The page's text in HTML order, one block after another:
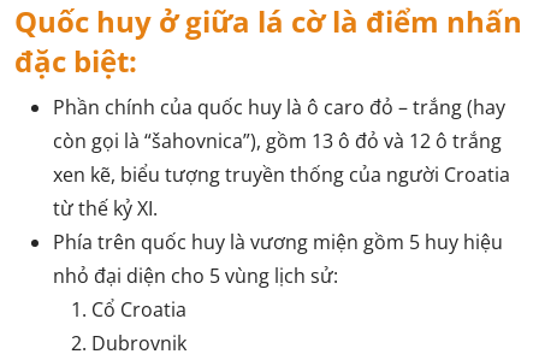
Quốc huy ở giữa lá cờ là điểm nhấn
đặc biệt:
Phần chính của quốc huy là ô caro đỏ – trắng (hay
còn gọi là “šahovnica”), gồm 13 ô đỏ và 12 ô trắng
xen kẽ, biểu tượng truyền thống của người Croatia
từ thế kỷ XI.
Phía trên quốc huy là vương miện gồm 5 huy hiệu
nhỏ đại diện cho 5 vùng lịch sử:
Cổ Croatia
Dubrovnik